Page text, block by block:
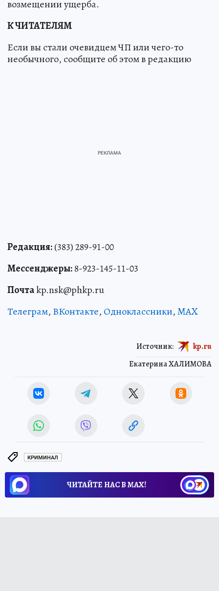
возмещении ущерба.
К ЧИТАТЕЛЯМ
Если вы стали очевидцем ЧП или чего-то
необычного, сообщите об этом в редакцию
Редакция:(383) 289-91-00
Мессенджеры:8-923-145-11-03
Почтаkp.nsk@phkp.ru
Телеграм, ВКонтакте, Одноклассники,MAX
Екатерина ХАЛИМОВА
Источник: kp.ru
КРИМИНАЛ
ЧИТАЙТЕ НАС В МАХ!